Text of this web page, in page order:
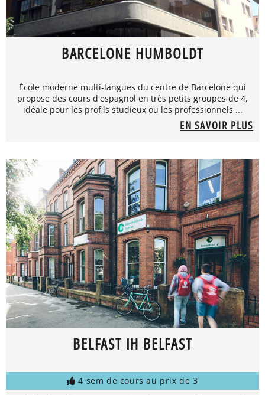
BARCELONE HUMBOLDT
École moderne multi-langues du centre de Barcelone qui
propose des cours d'espagnol en très petits groupes de 4,
idéale pour les profils studieux ou les professionnels ...
EN SAVOIR PLUS
BELFAST IH BELFAST
4 sem de cours au prix de 3